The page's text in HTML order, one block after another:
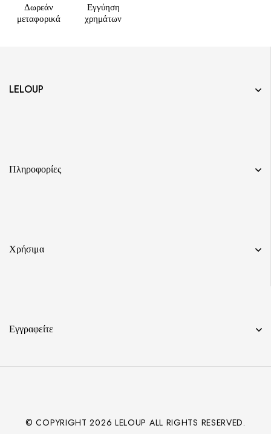
Δωρεάν
μεταφορικά
Εγγύηση
χρημάτων
LELOUP
Πληροφορίες
Χρήσιμα
Εγγραφείτε
© COPYRIGHT2026 LELOUP ALL RIGHTS RESERVED.